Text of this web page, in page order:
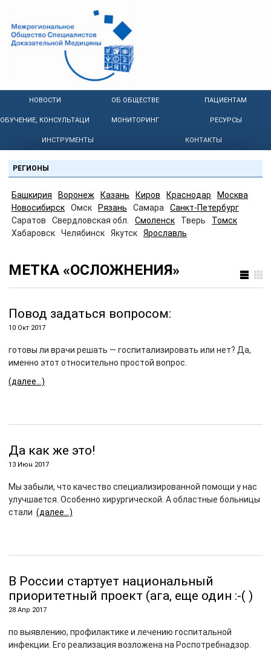
НОВОСТИ ОБ ОБЩЕСТВЕ ПАЦИЕНТАМ
ОБУЧЕНИЕ, КОНСУЛЬТАЦИИ МОНИТОРИНГ РЕСУРСЫ
ИНСТРУМЕНТЫ КОНТАКТЫ
РЕГИОНЫ
Башкирия Воронеж Казань Киров Краснодар
Москва
Новосибирск
Омск Рязань Самара
Санкт-Петербург
Саратов
Свердловская обл. Смоленск Тверь
Томск
Хабаровск
Челябинск Якутск Ярославль
МЕТКА «ОСЛОЖНЕНИЯ»
Повод задаться вопросом:
10 Окт 2017
готовы ли врачи решать — госпитализировать или нет? Да,
именно этот относительно простой вопрос.
(далее…)
Да как же это!
13 Июн 2017
Мы забыли, что качество специализированной помощи у нас
улучшается. Особенно хирургической. А областные больницы
стали (далее…)
В России стартует национальный
приоритетный проект (ага, еще один :-( )
28 Апр 2017
по выявлению, профилактике и лечению госпитальной
инфекции. Его реализация возложена на Роспотребнадзор.